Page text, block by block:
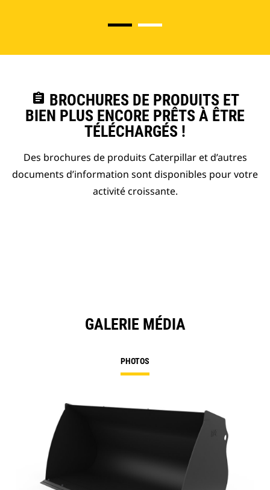
assignment BROCHURES DE PRODUITS ET
BIEN PLUS ENCORE PRÊTS À ÊTRE
TÉLÉCHARGÉS !
Des brochures de produits Caterpillar et d’autres
documents d’information sont disponibles pour votre
activité croissante.
GALERIE MÉDIA
PHOTOS